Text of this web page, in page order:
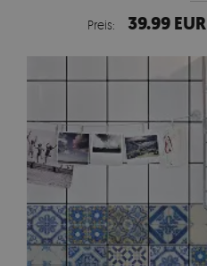
Preis: 39.99 EUR